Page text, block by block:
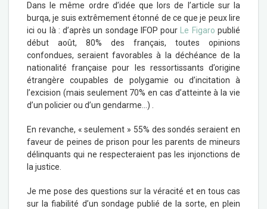
Dans le même ordre d’idée que lors de l’article sur la
burqa, je suis extrêmement étonné de ce que je peux lire
ici ou là : d’après un sondage IFOP pour
Le Figaro publié
début août, 80% des français, toutes opinions
confondues, seraient favorables à la déchéance de la
nationalité française pour les ressortissants d’origine
étrangère coupables de polygamie ou d’incitation à
l’excision (mais seulement 70% en cas d’atteinte à la vie
d’un policier ou d’un gendarme…) .
En revanche, « seulement » 55% des sondés seraient en
faveur de peines de prison pour les parents de mineurs
délinquants qui ne respecteraient pas les injonctions de
la justice.
Je me pose des questions sur la véracité et en tous cas
sur la fiabilité d’un sondage publié de la sorte, en plein